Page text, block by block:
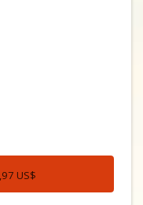
US$